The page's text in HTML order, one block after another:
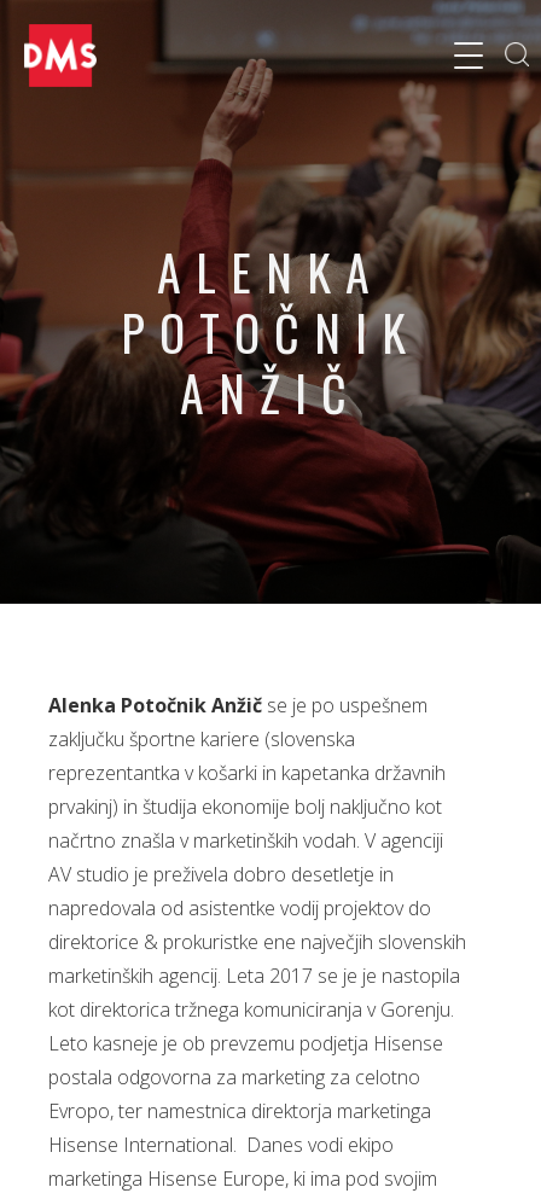
ALENKA
POTOČNIK
ANŽIČ
Direktorica marketinga, Hisense Europe
Alenka Potočnik Anžič se je po uspešnem
zaključku športne kariere (slovenska
reprezentantka v košarki in kapetanka državnih
prvakinj) in študija ekonomije bolj naključno kot
načrtno znašla v marketinških vodah. V agenciji
AV studio je preživela dobro desetletje in
napredovala od asistentke vodij projektov do
direktorice & prokuristke ene največjih slovenskih
marketinških agencij. Leta 2017 se je je nastopila
kot direktorica tržnega komuniciranja v Gorenju.
Leto kasneje je ob prevzemu podjetja Hisense
postala odgovorna za marketing za celotno
Evropo, ter namestnica direktorja marketinga
Hisense International. Danes vodi ekipo
marketinga Hisense Europe, ki ima pod svojim